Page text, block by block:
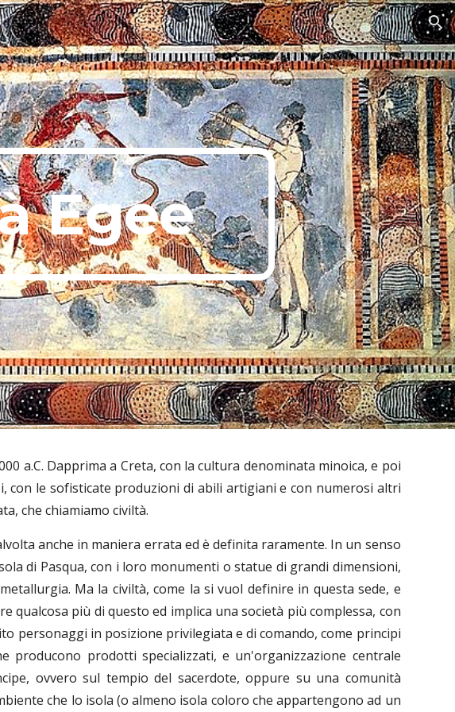
Skip to navigation
Egee
a.C. Dapprima a Creta, con la cultura denominata minoica, e poi
con le sofisticate produzioni di abili artigiani e con numerosi altri
che chiamiamo civiltà.
anche in maniera errata ed è definita raramente. In un senso
di Pasqua, con i loro monumenti o statue di grandi dimensioni,
Ma la civiltà, come la si vuol definire in questa sede, e
più di questo ed implica una società più complessa, con
personaggi in posizione privilegiata e di comando, come principi
prodotti specializzati, e un'organizzazione centrale
ovvero sul tempio del sacerdote, oppure su una comunità
che lo isola (o almeno isola coloro che appartengono ad un